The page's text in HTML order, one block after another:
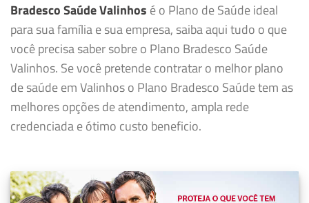
Bradesco Saúde Valinhos é o Plano de Saúde ideal
para sua família e sua empresa, saiba aqui tudo o que
você precisa saber sobre o Plano Bradesco Saúde
Valinhos. Se você pretende contratar o melhor plano
de saúde em Valinhos o Plano Bradesco Saúde tem as
melhores opções de atendimento, ampla rede
credenciada e ótimo custo beneficio.